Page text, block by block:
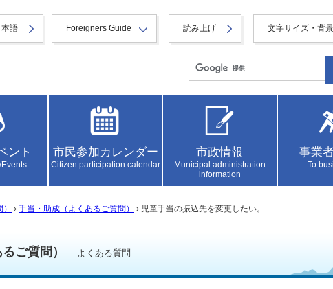
語 Foreigners Guide 読み上げ 文字サイズ・背
ント 市民参加カレンダー
Citizen participation calendar
市政情報
Municipal administration
information
事業
To
› 手当・助成（よくあるご質問） › 児童手当の振込先を変更したい。
るご質問） よくある質問